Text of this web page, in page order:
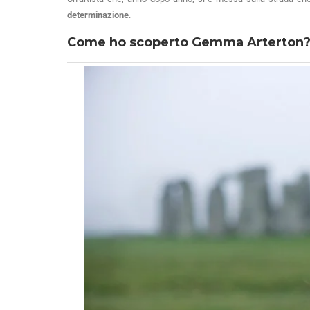
determinazione.
Come ho scoperto Gemma Arterton?